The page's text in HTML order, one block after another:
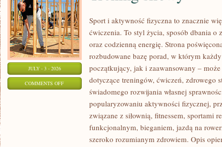
JULY - 3 - 2026
COMMENTS OFFON
Sport i aktywność fizyczna to znacznie
ćwiczenia. To styl życia, sposób dbania o
oraz codzienną energię. Strona
rozbudowane bazę porad, w którym
początkujący, jak i zaawansowany –
dotyczące treningów, ćwiczeń, zdrowego
świadomego rozwijania własnej
popularyzowaniu aktywności fizycznej,
związane z siłownią, fitnessem, sportami
funkcjonalnym, bieganiem, jazdą na
szeroko rozumianym zdrowiem. Opis